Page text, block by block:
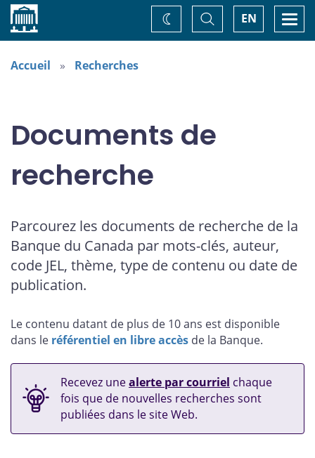
Accueil EN
Basculer
la
recherche
Changez
de
Accueil Recherches
Documents de
recherche
Parcourez les documents de recherche de la
Banque du Canada par mots-clés, auteur,
code JEL, thème, type de contenu ou date de
publication.
Le contenu datant de plus de 10 ans est disponible
dans le référentiel en libre accès de la Banque.
Recevez unealerte par courriel chaque
fois que de nouvelles recherches sont
publiées dans le site Web.